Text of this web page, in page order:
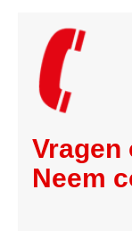
Vragen
Neem